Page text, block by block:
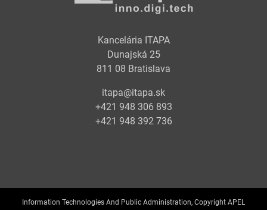
Kancelária ITAPA
Dunajská 25
811 08 Bratislava
itapa@itapa.sk
+421 948 306 893
+421 948 392 736
Information Technologies And Public Administration, Copyright APEL